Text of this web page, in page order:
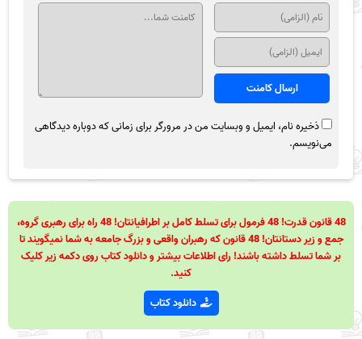
ذخیره نام، ایمیل و وبسایت من در مرورگر برای زمانی که دوباره دیدگاهی
می‌نویسم.
48 قانون قدرت! 48 فرمول برای تسلط کامل بر اطرافیانتان! 48 راه برای رهبری گروه،
جمع و زیر دستانتان! 48 قانون که رهبران واقعی و بزرگ جامعه به شما نمیگویند تا
بر شما تسلط داشته باشند! رای اطلاعات بیشتر و دانلود کتاب روی دکمه زیر کلیک
کنید.
دانلود کتاب